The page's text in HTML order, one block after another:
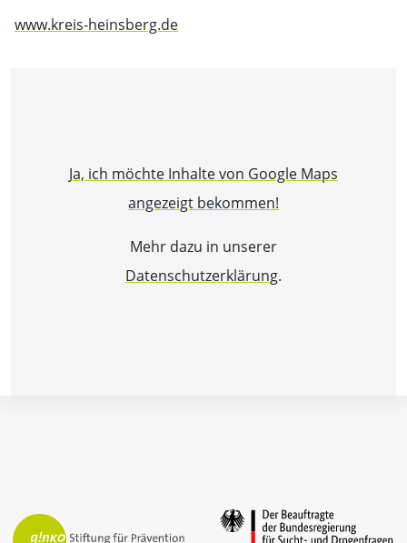
www.kreis-heinsberg.de
Ja, ich möchte Inhalte von Google Maps
angezeigt bekommen!
Mehr dazu in unserer
Datenschutzerklärung.